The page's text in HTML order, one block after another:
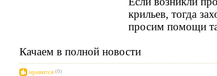
крильев, тогда
просим помощи
Качаем в полной новости
нравится (0)